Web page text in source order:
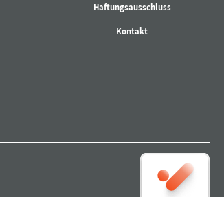
Haftungsausschluss
Kontakt